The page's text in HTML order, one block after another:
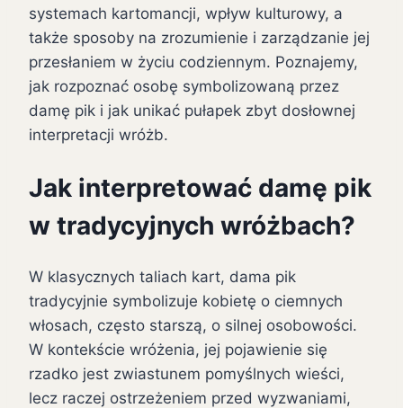
systemach kartomancji, wpływ kulturowy, a
także sposoby na zrozumienie i zarządzanie jej
przesłaniem w życiu codziennym. Poznajemy,
jak rozpoznać osobę symbolizowaną przez
damę pik i jak unikać pułapek zbyt dosłownej
interpretacji wróżb.
Jak interpretować damę pik
w tradycyjnych wróżbach?
W klasycznych taliach kart, dama pik
tradycyjnie symbolizuje kobietę o ciemnych
włosach, często starszą, o silnej osobowości.
W kontekście wróżenia, jej pojawienie się
rzadko jest zwiastunem pomyślnych wieści,
lecz raczej ostrzeżeniem przed wyzwaniami,